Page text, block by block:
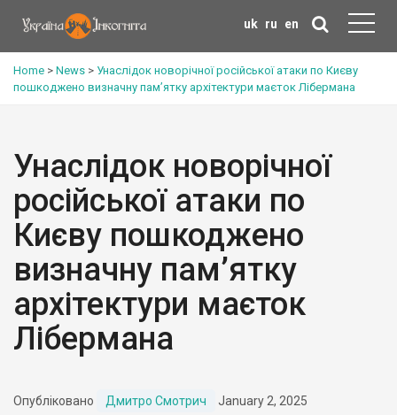
uk ru en
Home > News > Унаслідок новорічної російської атаки по Києву
пошкоджено визначну пам’ятку архітектури маєток Лібермана
Унаслідок новорічної
російської атаки по
Києву пошкоджено
визначну пам’ятку
архітектури маєток
Лібермана
Опубліковано Дмитро Смотрич January 2, 2025